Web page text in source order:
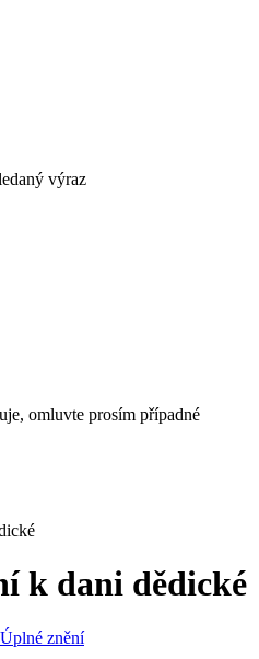
výraz
omluvte prosím případné
k dani dědické
Úplné znění